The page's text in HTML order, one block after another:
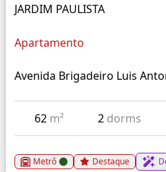
JARDIM PAULISTA
Apartamento
Avenida Brigadeiro Luis
62 m² 2 dorms
Metrô Destaque